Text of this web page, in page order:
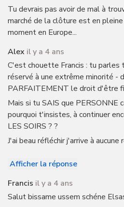
Tu devrais pas avoir de mal à
marché de la clôture est en pleine
moment en Europe...
Alex il y a 4 ans
C'est chouette Francis : tu parles
réservé à une extrême minorité -
PARFAITEMENT le droit d'être
Mais si tu SAIS que PERSONNE
pourquoi t'insistes, à continuer
LES SOIRS ? ?
J'ai beau réfléchir j'arrive à aucune
Afficher la réponse
Francis il y a 4 ans
Salut bissame ussem schéne